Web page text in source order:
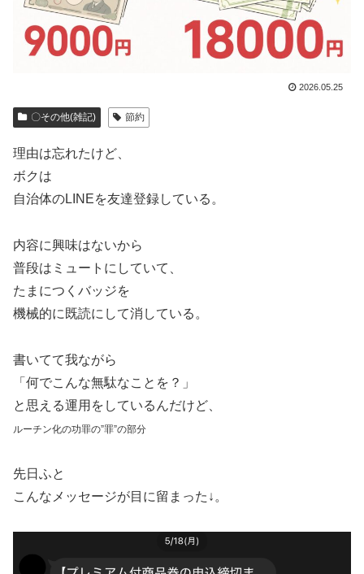
2026.05.25
〇その他(雑記) 節約
理由は忘れたけど、
ボクは
自治体のLINEを友達登録している。
内容に興味はないから
普段はミュートにしていて、
たまにつくバッジを
機械的に既読にして消している。
書いてて我ながら
「何でこんな無駄なことを？」
と思える運用をしているんだけど、
ルーチン化の功罪の”罪”の部分
先日ふと
こんなメッセージが目に留まった↓。